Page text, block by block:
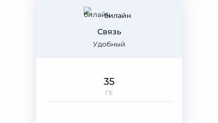
билайн
Удобный
Связь
35
ГБ